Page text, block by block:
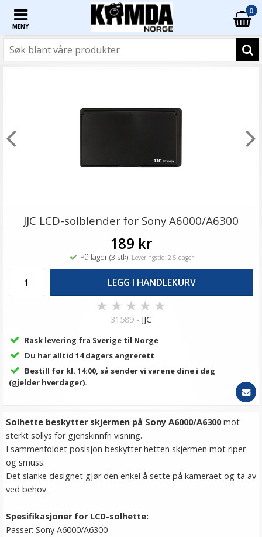
MENY
0
JJC LCD-solblender for Sony A6000/A6300
189 kr
På lager (3 stk)Leveringstid: 2-5 dager
LEGG I HANDLEKURV
★ ★ ★ ★ ★
31589 - JJC
Rask levering fra Sverige til Norge
Du har alltid 14 dagers angrerett
Bestill før kl. 14:00, så sender vi varene dine i dag
(gjelder hverdager).
Solhette beskytter skjermen på Sony A6000/A6300mot
sterkt sollys for gjenskinnfri visning.
I sammenfoldet posisjon beskytter hetten skjermen mot riper
og smuss.
Det slanke designet gjør den enkel å sette på kameraet og ta av
ved behov.
Spesifikasjoner for LCD-solhette:
Passer: Sony A6000/A6300